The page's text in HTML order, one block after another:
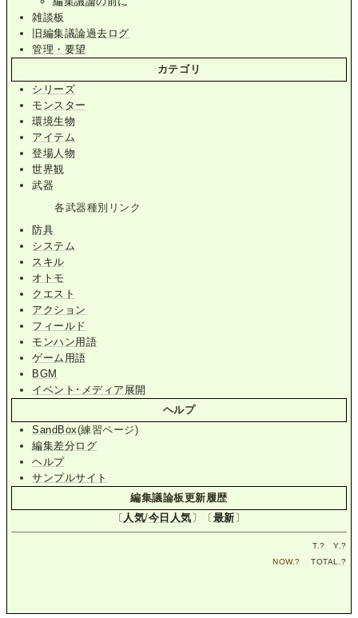
雑談板
旧編集議論過去ログ
管理・要望
カテゴリ
シリーズ
モンスター
環境生物
アイテム
登場人物
世界観
武器
各武器種別リンク
防具
システム
スキル
オトモ
クエスト
アクション
フィールド
モンハン用語
ゲーム用語
BGM
イベント･メディア展開
ヘルプ
SandBox(練習ページ)
編集差分ログ
ヘルプ
サンプルサイト
編集議論板更新履歴
〔 人気/今日人気 〕〔 最新 〕
T.? Y.?
NOW.? TOTAL.?